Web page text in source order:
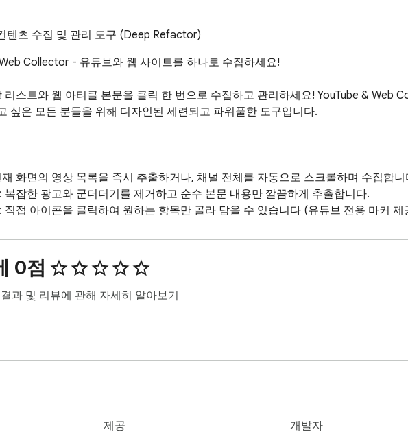
텐츠 수집 및 관리 도구 (Deep Refactor)
Collector - 유튜브와 웹 사이트를 하나로 수집하세요!
리스트와 웹 아티클 본문을 클릭 한 번으로 수집하고 관리하세요! YouTube & Web
싶은 모든 분들을 위해 디자인된 세련되고 파워풀한 도구입니다.
화면의 영상 목록을 즉시 추출하거나, 채널 전체를 자동으로 스크롤하며 수집합니
복잡한 광고와 군더더기를 제거하고 순수 본문 내용만 깔끔하게 추출합니다.
직접 아이콘을 클릭하여 원하는 항목만 골라 담을 수 있습니다 (유튜브 전용 마커 제
목록을 검색하고, 전체 복사하거나 TXT 파일로 바로 저장할 수 있습니다.
크 모드 기반의 세련된 UI와 매끄러운 애니메이션으로 최고의 사용자 경험을 제공
& Web Collector를 설치하고 당신의 생산성을 한 차원 높여보세요!
0점
과 및 리뷰에 관해 자세히 알아보기
제공
개발자